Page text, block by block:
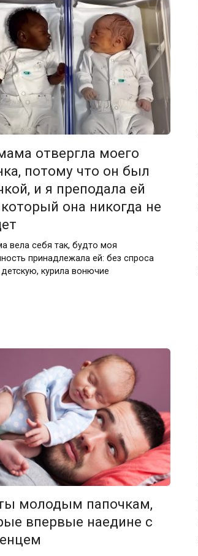
отвергла моего
потому что он был
и я преподала ей
она никогда не
вела себя так, будто моя
принадлежала ей: без спроса
курила вонючие
молодым папочкам,
впервые наедине с